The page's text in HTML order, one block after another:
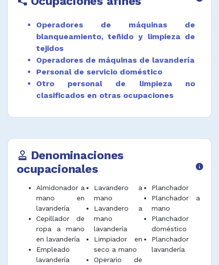
Operadores de máquinas de
blanqueamiento, teñido y limpieza de
tejidos
Operadores de máquinas de lavandería
Personal de servicio doméstico
Otro personal de limpieza no
clasificados en otras ocupaciones
approval Denominaciones
ocupacionales
info
Almidonador a
mano en
lavandería
Cepillador de
ropa a mano
en lavandería
Empleado
lavandería
Lavandero a
mano
Lavandero a
mano
lavandería
Limpiador en
seco a mano
Operario de
Planchador
Planchador a
mano
Planchador
doméstico
Planchador
lavandería